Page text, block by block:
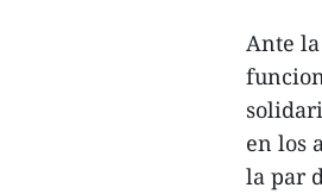
Ante
en los
la par